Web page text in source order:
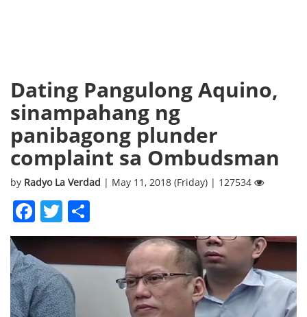
Dating Pangulong Aquino,
sinampahang ng
panibagong plunder
complaint sa Ombudsman
by Radyo La Verdad | May 11, 2018 (Friday) | 127534
Facebook
Twitter